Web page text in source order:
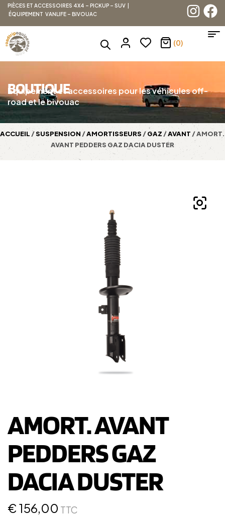
PIÈCES ET ACCESSOIRES 4X4 – PICKUP – SUV |
ÉQUIPEMENT VANLIFE – BIVOUAC
(0)
BOUTIQUE
Équipement et accessoires pour les véhicules off-
road et le bivouac
ACCUEIL /SUSPENSION /AMORTISSEURS /GAZ /AVANT / AMORT.
AVANT PEDDERS GAZ DACIA DUSTER
AMORT. AVANT
PEDDERS GAZ
DACIA DUSTER
€ 156,00 TTC